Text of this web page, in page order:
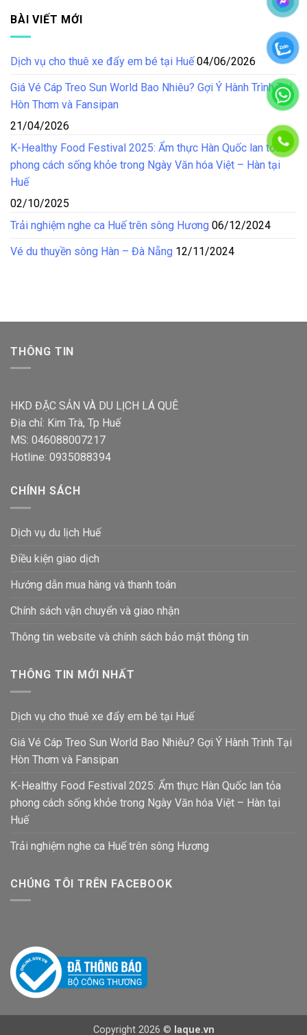
BÀI VIẾT MỚI
Dịch vụ cho thuê xe đẩy em bé tại Huế 04/06/2026
Giá Vé Cáp Treo Sun World Bao Nhiêu? Gợi Ý Hành Trình Tại
Hòn Thơm và Fansipan
21/04/2026
K-Healthy Food Festival 2025: Ẩm thực Hàn Quốc lan tỏa
phong cách sống khỏe trong Ngày Văn hóa Việt – Hàn tại
Huế
02/10/2025
Trải nghiệm nghe ca Huế trên sông Hương 06/12/2024
Vé du thuyền sông Hàn – Đà Nẵng 12/11/2024
THÔNG TIN
HKD ĐẶC SẢN VÀ DU LỊCH LÁ QUÊ
Địa chỉ: Kim Trà, Tp Huế
MS: 046088007217
Hotline: 0935088394
CHÍNH SÁCH
Dịch vụ du lịch Huế
Điều kiện giao dịch
Hướng dẫn mua hàng và thanh toán
Chính sách vận chuyển và giao nhận
Thông tin website và chính sách bảo mật thông tin
THÔNG TIN MỚI NHẤT
Dịch vụ cho thuê xe đẩy em bé tại Huế
Giá Vé Cáp Treo Sun World Bao Nhiêu? Gợi Ý Hành Trình Tại
Hòn Thơm và Fansipan
K-Healthy Food Festival 2025: Ẩm thực Hàn Quốc lan tỏa
phong cách sống khỏe trong Ngày Văn hóa Việt – Hàn tại
Huế
Trải nghiệm nghe ca Huế trên sông Hương
CHÚNG TÔI TRÊN FACEBOOK
Copyright 2026 © laque.vn